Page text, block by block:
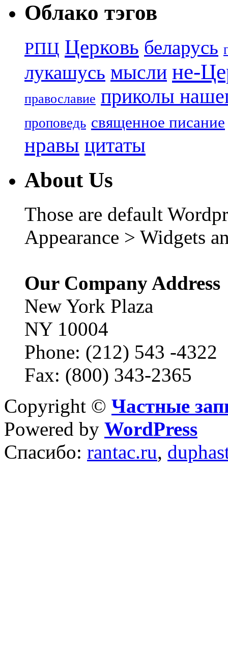
Облако тэгов
РПЦ Церковь беларусь
лукашусь мысли не-
православие приколы
проповедь священное писание
нравы цитаты
About Us
Those are default
Appearance > Widgets
Our Company Address
New York Plaza
NY 10004
Phone: (212) 543 -4322
Fax: (800) 343-2365
Copyright © Частные
Powered by WordPress
Спасибо: rantac.ru,